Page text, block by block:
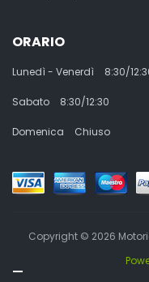
ORARIO
Lunedì - Venerdì 8:30/
Sabato 8:30/12:30
Domenica Chiuso
Copyright © 2026